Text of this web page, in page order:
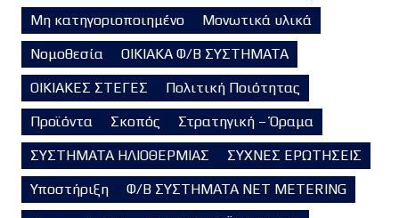
Μη κατηγοριοποιημένο
Μονωτικά υλικά
Νομοθεσία
ΟΙΚΙΑΚΑ Φ/Β ΣΥΣΤΗΜΑΤΑ
ΟΙΚΙΑΚΕΣ ΣΤΕΓΕΣ
Πολιτική Ποιότητας
Προϊόντα
Σκοπός
Στρατηγική – Όραμα
ΣΥΣΤΗΜΑΤΑ ΗΛΙΟΘΕΡΜΙΑΣ
ΣΥΧΝΕΣ ΕΡΩΤΗΣΕΙΣ
Υποστήριξη
Φ/Β ΣΥΣΤΗΜΑΤΑ NET METERING